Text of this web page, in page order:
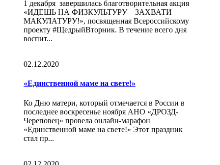
1 декабря завершилась благотворительная акция
«ИДЕШЬ НА ФИЗКУЛЬТУРУ – ЗАХВАТИ
МАКУЛАТУРУ!», посвященная Всероссийскому
проекту #ЩедрыйВторник. В течение всего дня
воспит...
02.12.2020
«Единственной маме на свете!»
Ко Дню матери, который отмечается в России в
последнее воскресенье ноября АНО «ДРОЗД-
Череповец» провела онлайн-марафон
«Единственной маме на свете!» Этот праздник
стал пр...